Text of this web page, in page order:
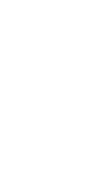
Tienda Física
FAQ Preguntas